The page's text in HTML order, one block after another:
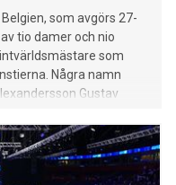
som avgörs 27-
tio damer och nio
som
Några namn
Gustav
som blir 40 år
spännande trupp, säger
landslagschef.